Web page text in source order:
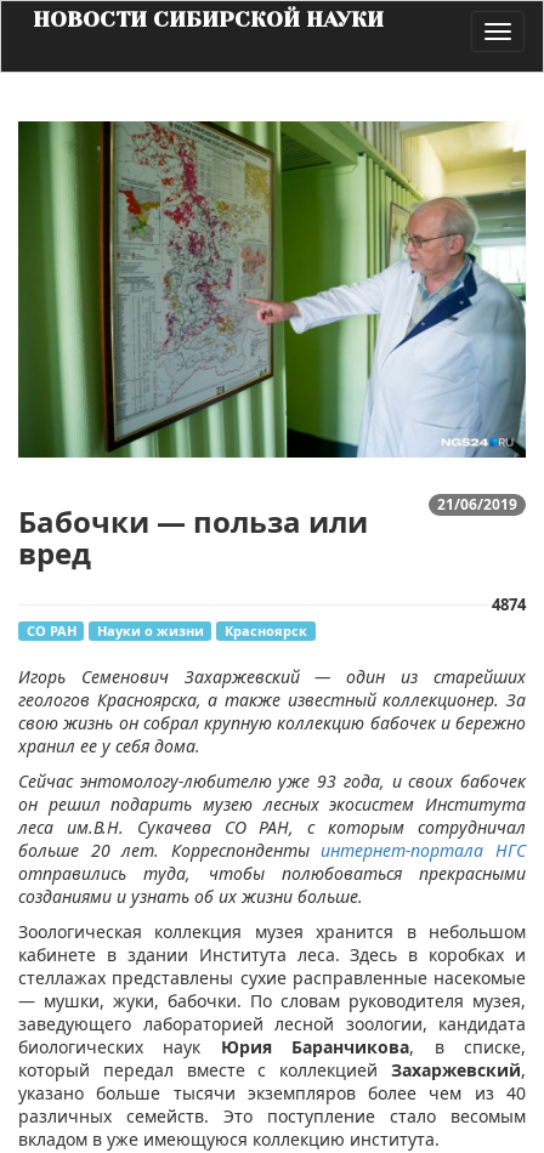
НОВОСТИ СИБИРСКОЙ НАУКИ
21/06/2019
Бабочки — польза или
вред
4874
СО РАН Науки о жизни Красноярск
Игорь Семенович Захаржевский — один из старейших
геологов Красноярска, а также известный коллекционер. За
свою жизнь он собрал крупную коллекцию бабочек и бережно
хранил ее у себя дома.
Сейчас энтомологу-любителю уже 93 года, и своих бабочек
он решил подарить музею лесных экосистем Института
леса им.В.Н. Сукачева СО РАН, с которым сотрудничал
больше 20 лет. Корреспондентыинтернет-портала НГС
отправились туда, чтобы полюбоваться прекрасными
созданиями и узнать об их жизни больше.
Зоологическая коллекция музея хранится в небольшом
кабинете в здании Института леса. Здесь в коробках и
стеллажах представлены сухие расправленные насекомые
— мушки, жуки, бабочки. По словам руководителя музея,
заведующего лабораторией лесной зоологии, кандидата
биологических наук Юрия Баранчикова, в списке,
который передал вместе с коллекцией Захаржевский,
указано больше тысячи экземпляров более чем из 40
различных семейств. Это поступление стало весомым
вкладом в уже имеющуюся коллекцию института.